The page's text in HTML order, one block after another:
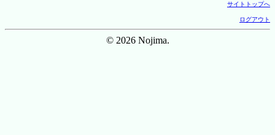
サイトトップへ
ログアウト
© 2026 Nojima.